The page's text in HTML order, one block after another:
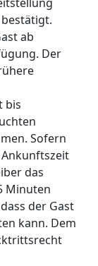
ab
Der
bis
Sofern
das
Minuten
der Gast
kann. Dem